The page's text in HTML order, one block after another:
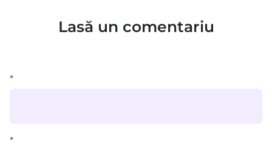
Lasă un comentariu
*
*